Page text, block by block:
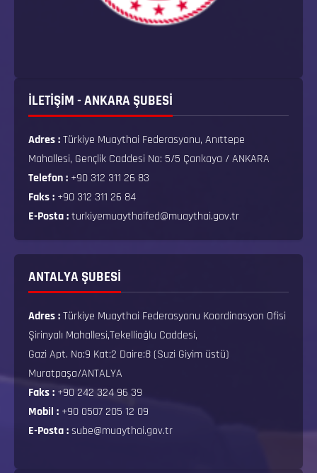
İLETİŞİM - ANKARA ŞUBESİ
Adres :Türkiye Muaythai Federasyonu, Anıttepe
Mahallesi, Gençlik Caddesi No: 5/5 Çankaya / ANKARA
Telefon : +90 312 311 26 83
Faks : +90 312 311 26 84
E-Posta :turkiyemuaythaifed@muaythai.gov.tr
ANTALYA ŞUBESİ
Adres :Türkiye Muaythai Federasyonu Koordinasyon Ofisi
Şirinyalı Mahallesi,Tekellioğlu Caddesi,
Gazi Apt. No:9 Kat:2 Daire:8 (Suzi Giyim üstü)
Muratpaşa/ANTALYA
Faks : +90 242 324 96 39
Mobil : +90 0507 205 12 09
E-Posta :sube@muaythai.gov.tr